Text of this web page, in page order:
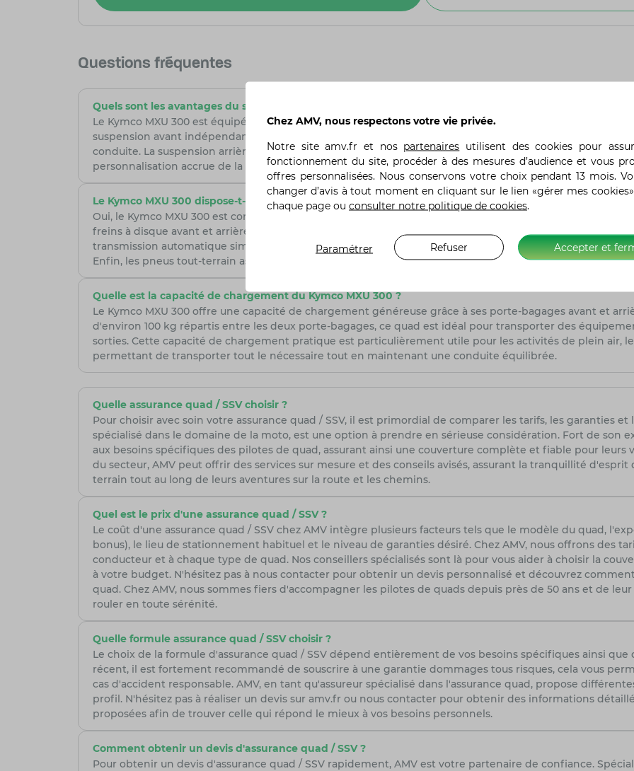
Questions fréquentes
Quels sont les avantages du système de suspension du Kymco MXU 300 ?
Le Kymco MXU 300 est équipé de suspensions avant indépendantes et d'une suspension arrière
suspension avant indépendante permet d’absorber efficacement les chocs et les irrégularités du
conduite. La suspension arrière réglable peut être ajustée selon les préférences personnelles et les
personnalisation accrue de la conduite. Ensemble, ces systèmes garantissent une conduite douce et
Le Kymco MXU 300 dispose-t-il de caractéristiques de sécurité spécifiques pour les conducteurs novices ?
Oui, le Kymco MXU 300 est conçu avec plusieurs caractéristiques de sécurité pour aider les conducteurs,
freins à disque avant et arrière, ainsi que d'un système de freinage antiblocage (ABS) pour une meilleure
transmission automatique simplifie les changements de vitesses, rendant la conduite plus facile et
Enfin, les pneus tout-terrain assurent une bonne adhérence sur diverses surfaces, augmentant ainsi la
Quelle est la capacité de chargement du Kymco MXU 300 ?
Le Kymco MXU 300 offre une capacité de chargement généreuse grâce à ses porte-bagages avant et
d'environ 100 kg répartis entre les deux porte-bagages, ce quad est idéal pour transporter des
sorties. Cette capacité de chargement pratique est particulièrement utile pour les activités de plein air,
permettant de transporter tout le nécessaire tout en maintenant une conduite équilibrée.
Quelle assurance quad / SSV choisir ?
Pour choisir avec soin votre assurance quad / SSV, il est primordial de comparer les tarifs, les garanties et
spécialisé dans le domaine de la moto, est une option à prendre en sérieuse considération. Fort de son
aux besoins spécifiques des pilotes de quad, assurant ainsi une couverture complète et fiable pour leurs
du secteur, AMV peut offrir des services sur mesure et des conseils avisés, assurant la tranquillité
terrain tout au long de leurs aventures sur la route et les chemins.
Quel est le prix d'une assurance quad / SSV ?
Le coût d'une assurance quad / SSV chez AMV intègre plusieurs facteurs tels que le modèle du quad,
bonus), le lieu de stationnement habituel et le niveau de garanties désiré. Chez AMV, nous offrons des
conducteur et à chaque type de quad. Nos conseillers spécialisés sont là pour vous aider à choisir la
à votre budget. N'hésitez pas à nous contacter pour obtenir un devis personnalisé et découvrez
quad. Chez AMV, nous sommes fiers d'accompagner les pilotes de quads depuis près de 50 ans et de
rouler en toute sérénité.
Quelle formule assurance quad / SSV choisir ?
Le choix de la formule d'assurance quad / SSV dépend entièrement de vos besoins spécifiques ainsi
récent, il est fortement recommandé de souscrire à une garantie dommages tous risques, cela vous
cas d'accident responsable. AMV, en tant qu'assureur spécialisé dans l'assurance quad, propose
profil. N'hésitez pas à réaliser un devis sur amv.fr ou nous contacter pour obtenir des informations
proposées afin de trouver celle qui répond le mieux à vos besoins personnels.
Comment obtenir un devis d'assurance quad / SSV ?
Pour obtenir un devis d'assurance quad / SSV rapidement, AMV est votre partenaire de confiance.
Chez AMV, nous respectons votre vie privée.
Notre siteamv.fr et nos partenaires utilisent des cookies pour
fonctionnement du site, procéder à des mesures d’audience et vous
offres personnalisées. Nous conservons votre choix pendant 13 mois.
changer d’avis à tout moment en cliquant sur le lien «gérer mes
chaque page ou consulter notre politique de cookies.
Accepter et
Refuser
Paramétrer